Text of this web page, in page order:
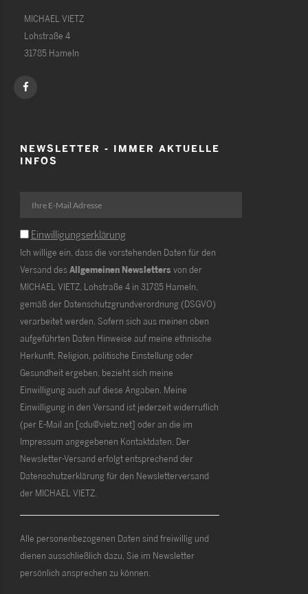
MICHAEL VIETZ
Lohstraße 4
31785 Hameln
NEWSLETTER - IMMER AKTUELLE
INFOS
Einwilligungserklärung
Ich willige ein, dass die vorstehenden Daten für den
Versand desAllgemeinen Newsletters von der
MICHAEL VIETZ, Lohstraße 4 in 31785 Hameln,
gemäß der Datenschutzgrundverordnung (DSGVO)
verarbeitet werden. Sofern sich aus meinen oben
aufgeführten Daten Hinweise auf meine ethnische
Herkunft, Religion, politische Einstellung oder
Gesundheit ergeben, bezieht sich meine
Einwilligung auch auf diese Angaben. Meine
Einwilligung in den Versand ist jederzeit widerruflich
(per E-Mail an [cdu@vietz.net] oder an die im
Impressum angegebenen Kontaktdaten. Der
Newsletter-Versand erfolgt entsprechend der
Datenschutzerklärung für den Newsletterversand
der MICHAEL VIETZ.
Alle personenbezogenen Daten sind freiwillig und
dienen ausschließlich dazu, Sie im Newsletter
persönlich ansprechen zu können.